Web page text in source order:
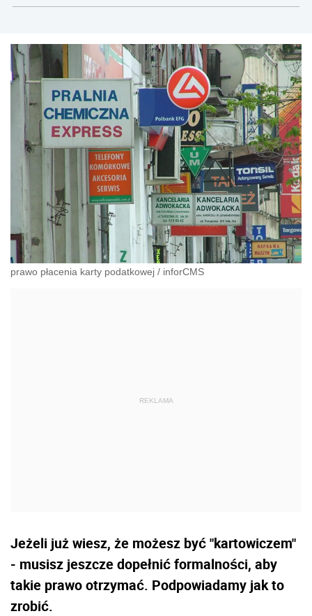
prawo płacenia karty podatkowej / inforCMS
Jeżeli już wiesz, że możesz być "kartowiczem"
- musisz jeszcze dopełnić formalności, aby
takie prawo otrzymać. Podpowiadamy jak to
zrobić.